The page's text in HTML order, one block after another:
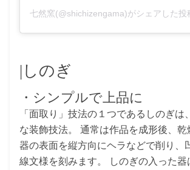
七然窯(@shichizengama)がシェアした投
|しのぎ
・シンプルで上品に
「面取り」技法の１つであるしのぎは
な装飾技法。 通常は作品を成形後、乾
器の表面を縦方向にヘラなどで削り、
線文様を刻みます。 しのぎの入った器